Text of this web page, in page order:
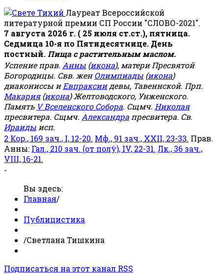
Лауреат Всероссийской
литературной премии СП России "СЛОВО-2021".
7 августа 2026 г. ( 25 июля ст.ст.), пятница.
Седмица 10-я по Пятидесятнице. День
постный. Пища с растительным маслом.
Успение прав. Анны (икона), матери Пресвятой
Богородицы. Свв. женОлимпиады (икона)
диакониссы иЕвпраксиидевы, Тавеннской. Прп.
Макария(икона) Желтоводского, Унженского.
Память V Вселенского Собора. Сщмч. Николая
пресвитера. Сщмч. Александра пресвитера. Св.
Ираиды исп.
2 Кор., 169 зач., I, 12-20. Мф., 91 зач., XXII, 23-33. Прав.
Анны: Гал., 210 зач. (от полу́), IV, 22-31. Лк., 36 зач.,
VIII, 16-21.
-
Вы здесь:
Главная/
Публицистика
/Светлана Тишкина
Подписаться на этот канал RSS